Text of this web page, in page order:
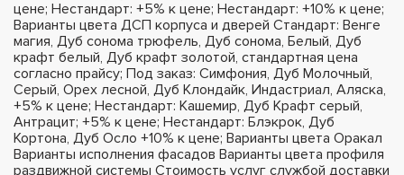
цене; Нестандарт: +5% к цене; Нестандарт: +10% к цене;
Варианты цвета ДСП корпуса и дверей Стандарт: Венге
магия, Дуб сонома трюфель, Дуб сонома, Белый, Дуб
крафт белый, Дуб крафт золотой, стандартная цена
согласно прайсу; Под заказ: Симфония, Дуб Молочный,
Серый, Орех лесной, Дуб Клондайк, Индастриал, Аляска,
+5% к цене; Нестандарт: Кашемир, Дуб Крафт серый,
Антрацит; +5% к цене; Нестандарт: Блэкрок, Дуб
Кортона, Дуб Осло +10% к цене; Варианты цвета Оракал
Варианты исполнения фасадов Варианты цвета профиля
раздвижной системы Стоимость услуг службой доставки